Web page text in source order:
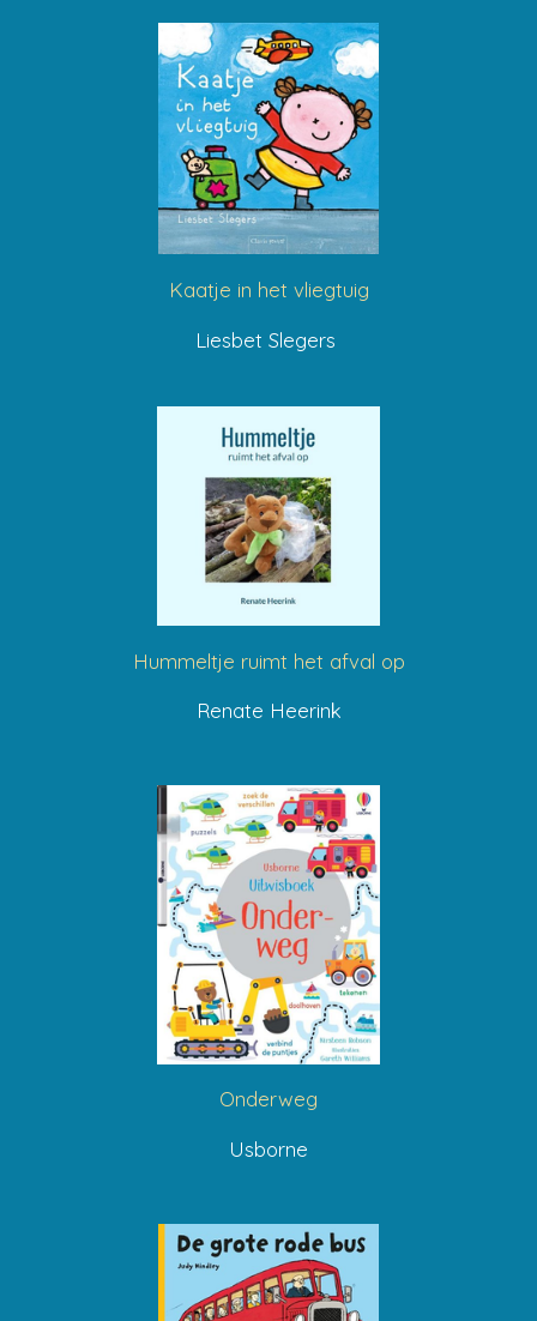
Kaatje in het vliegtuig
Liesbet Slegers
Hummeltje ruimt het afval op
Renate Heerink
Onderweg
Usborne